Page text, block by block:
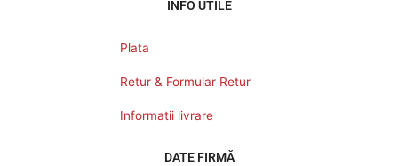
INFO UTILE
Plata
Retur & Formular Retur
Informatii livrare
DATE FIRMĂ